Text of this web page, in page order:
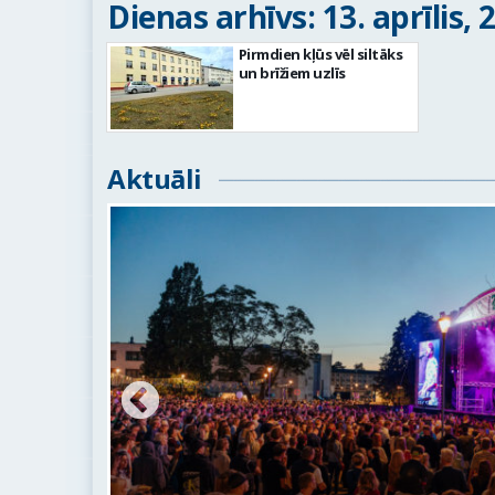
Dienas arhīvs: 13. aprīlis,
Pirmdien kļūs vēl siltāks
un brīžiem uzlīs
Aktuāli